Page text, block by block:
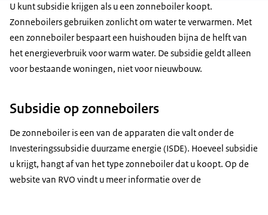
U kunt subsidie krijgen als u een zonneboiler koopt.
Zonneboilers gebruiken zonlicht om water te verwarmen. Met
een zonneboiler bespaart een huishouden bijna de helft van
het energieverbruik voor warm water. De subsidie geldt alleen
voor bestaande woningen, niet voor nieuwbouw.
Subsidie op zonneboilers
De zonneboiler is een van de apparaten die valt onder de
Investeringssubsidie duurzame energie (ISDE). Hoeveel subsidie
u krijgt, hangt af van het type zonneboiler dat u koopt. Op de
website van RVO vindt u meer informatie over de